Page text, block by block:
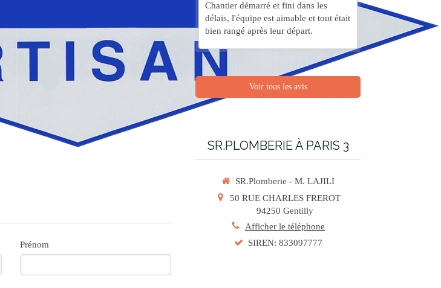
Prénom
Chantier démarré et fini dans les
délais, l'équipe est aimable et tout était
bien rangé après leur départ.
Voir tous les avis
SR.PLOMBERIE À PARIS 3
SR.Plomberie - M. LAJILI
50 RUE CHARLES FREROT
94250 Gentilly
Afficher le téléphone
SIREN: 833097777